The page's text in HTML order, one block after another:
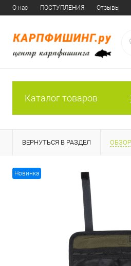
О нас ПОСТУПЛЕНИЯ Отзывы
Каталог товаров
ВЕРНУТЬСЯ В РАЗДЕЛ
Новинка